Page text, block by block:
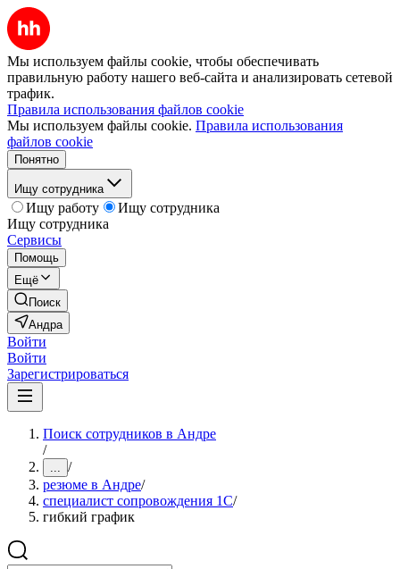
Мы используем файлы cookie, чтобы обеспечивать
правильную работу нашего веб-сайта и анализировать сетевой
трафик.
Правила использования файлов cookie
Мы используем файлы cookie. Правила использования
файлов cookie
Понятно
Ищу сотрудника
Ищу работу
Ищу сотрудника
Ищу сотрудника
Сервисы
Помощь
Ещё
Поиск
Андра
Войти
Войти
Зарегистрироваться
Поиск сотрудников в Андре
/
... /
резюме в Андре/
специалист сопровождения 1С/
гибкий график